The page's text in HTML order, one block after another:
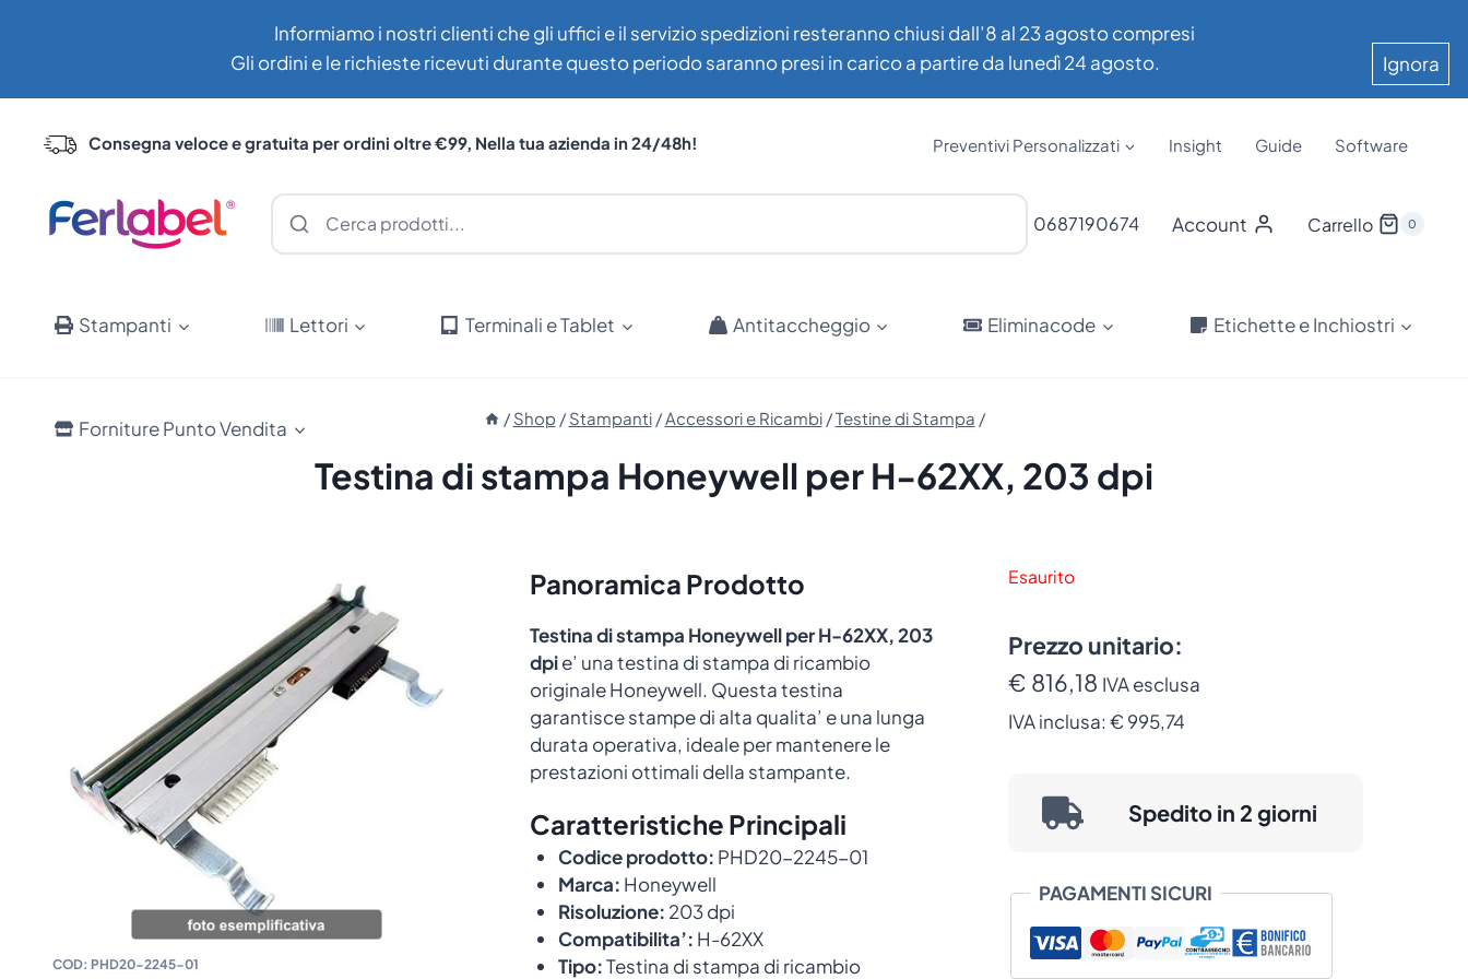
Informiamo i nostri clienti che gli uffici e il servizio spedizioni resteranno chiusi dall’8 al 23 agosto compresi
Gli ordini e le richieste ricevuti durante questo periodo saranno presi in carico a partire da lunedì 24 agosto.
Ignora
Consegna veloce e gratuita per ordini oltre €99, Nella tua azienda in 24/48h! Preventivi Personalizzati Insight Guide Software
0687190674 Account Carrello 0
Stampanti Lettori Terminali e Tablet Antitaccheggio Eliminacode Etichette e Inchiostri
Forniture Punto Vendita / Shop / Stampanti /Accessori e Ricambi /Testine di Stampa /
Testina di stampa Honeywell per H-62XX, 203 dpi
COD: PHD20-2245-01
Panoramica Prodotto
Testina di stampa Honeywell per H-62XX, 203
dpie’ una testina di stampa di ricambio
originale Honeywell. Questa testina
garantisce stampe di alta qualita’ e una lunga
durata operativa, ideale per mantenere le
prestazioni ottimali della stampante.
Caratteristiche Principali
Codice prodotto: PHD20-2245-01
Marca: Honeywell
Risoluzione: 203 dpi
Compatibilita’: H-62XX
Tipo:Testina di stampa di ricambio
Esaurito
Prezzo unitario:
€ 816,18 IVA esclusa
IVA inclusa: € 995,74
Spedito in 2 giorni
PAGAMENTI SICURI